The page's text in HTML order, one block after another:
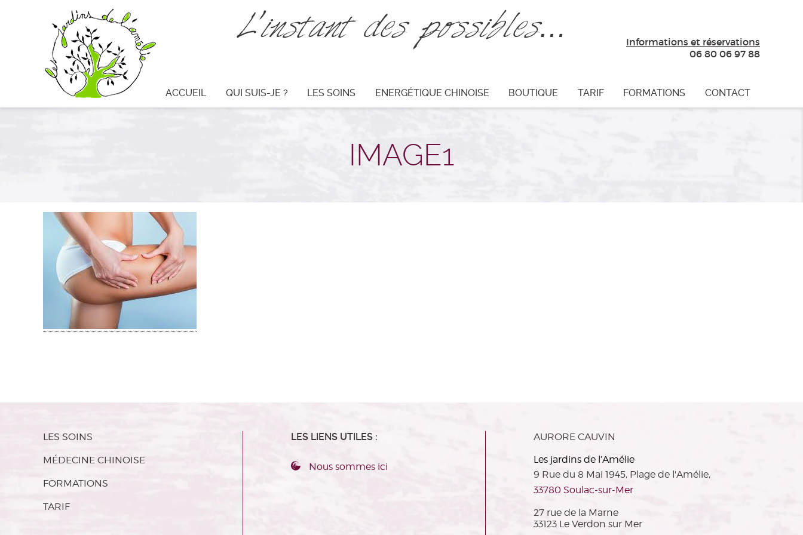
L'instant des possibles…
Informations et réservations
06 80 06 97 88
ACCUEIL QUI SUIS-JE ? LES SOINS ENERGÉTIQUE CHINOISE BOUTIQUE TARIF FORMATIONS CONTACT
IMAGE1
LES SOINS
MÉDECINE CHINOISE
FORMATIONS
TARIF
LES LIENS UTILES :
Nous sommes ici
AURORE CAUVIN
Les jardins de l’Amélie
9 Rue du 8 Mai 1945, Plage de l'Amélie,
33780 Soulac-sur-Mer
27 rue de la Marne
33123 Le Verdon sur Mer